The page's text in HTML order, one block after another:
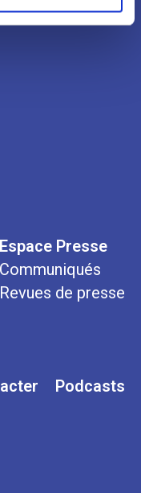
Espace Presse
Communiqués
Revues de presse
Podcasts